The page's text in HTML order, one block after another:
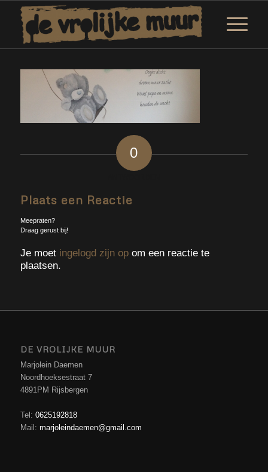
0
Plaats een Reactie
Meepraten?
Draag gerust bij!
Je moet ingelogd zijn opom een reactie te
plaatsen.
DE VROLIJKE MUUR
Marjolein Daemen
Noordhoeksestraat 7
4891PM Rijsbergen
Tel: 0625192818
Mail: marjoleindaemen@gmail.com